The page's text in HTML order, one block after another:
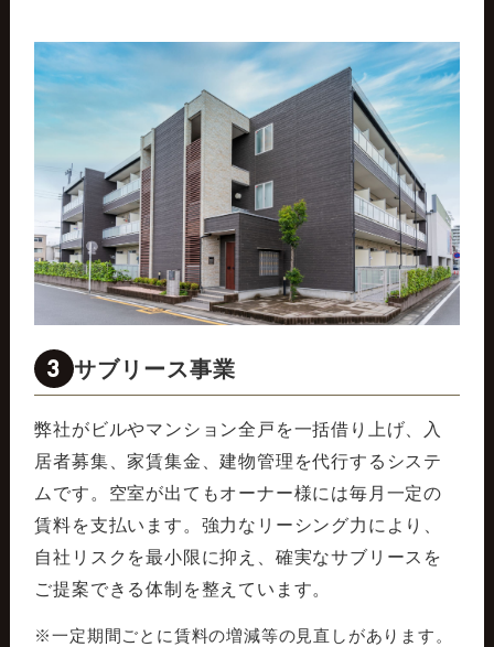
3 サブリース事業
弊社がビルやマンション全戸を一括借り上げ、入
居者募集、家賃集金、建物管理を代行するシステ
ムです。空室が出てもオーナー様には毎月一定の
賃料を支払います。強力なリーシング力により、
自社リスクを最小限に抑え、確実なサブリースを
ご提案できる体制を整えています。
※一定期間ごとに賃料の増減等の見直しがあります。